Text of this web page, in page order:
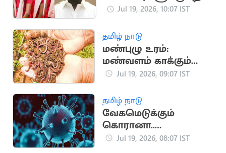
சீருடை - அமைச்சர்
Jul 19, 2026, 10:07 IST
தமிழ் நாடு
மண்புழு உரம்:
மண்வளம் காக்கும்
இயற்கை
Jul 19, 2026, 09:07 IST
தமிழ் நாடு
வேகமெடுக்கும்
கொரானா..
ஆந்திராவில் 19
Jul 19, 2026, 08:07 IST